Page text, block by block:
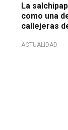
La
como una
callejeras
ACTUALIDAD